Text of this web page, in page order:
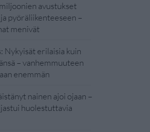
avustukset
pyöräliikenteeseen –
menivät
Nykyisät erilaisia kuin
– vanhemmuuteen
enemmän
nainen ajoi ojaan –
huolestuttavia